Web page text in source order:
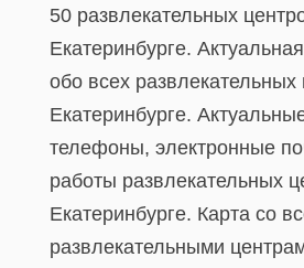
50 развлекательных
Екатеринбурге.
обо всех развлекательных
Екатеринбурге.
телефоны, электронные
работы развлекательных
Екатеринбурге. Карта со
развлекательными